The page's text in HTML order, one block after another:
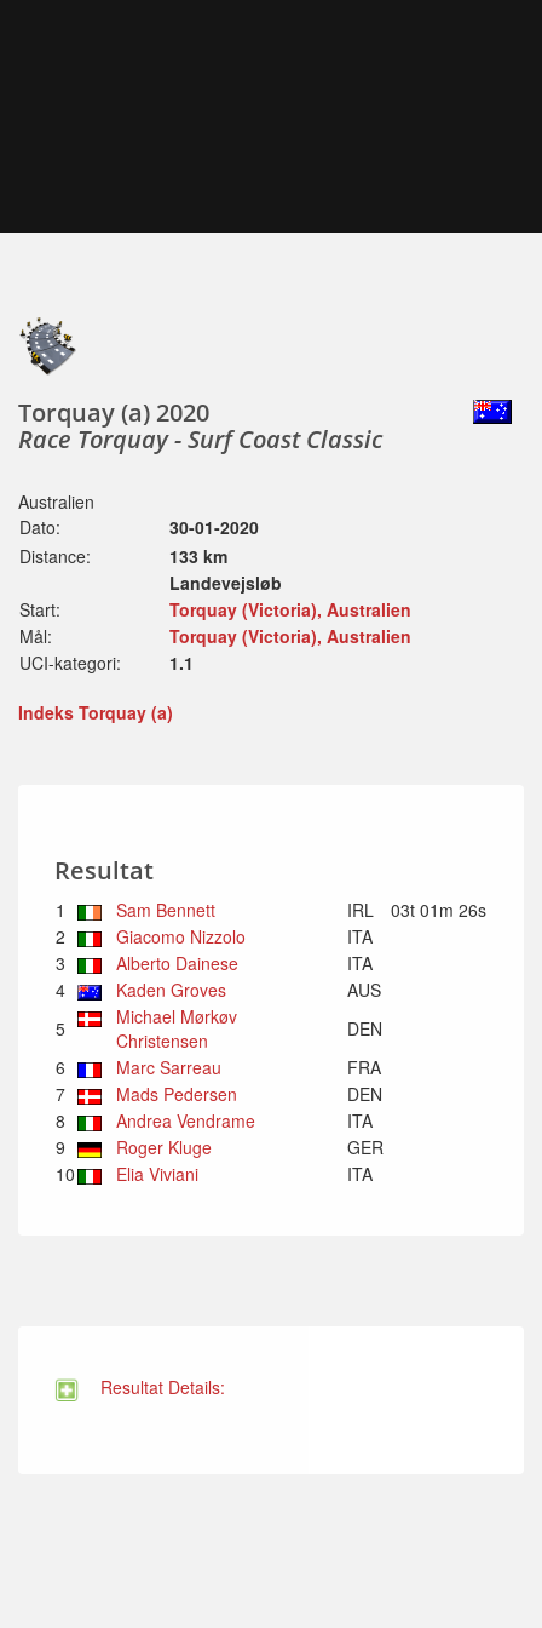
Torquay (a) 2020
Race Torquay - Surf Coast Classic
Australien
Dato:
30-01-2020
Distance:
133 km
Landevejsløb
Start:
Torquay (Victoria), Australien
Mål:
Torquay (Victoria), Australien
UCI-kategori:
1.1
Indeks Torquay (a)
Resultat
1 Sam Bennett IRL
03t 01m 26s
2
Giacomo Nizzolo
ITA
3
Alberto Dainese
ITA
4
Kaden Groves
AUS
5
Michael Mørkøv
Christensen
DEN
6
Marc Sarreau
FRA
7
Mads Pedersen
DEN
8
Andrea Vendrame
ITA
9
Roger Kluge
GER
10
Elia Viviani ITA
Resultat Details: